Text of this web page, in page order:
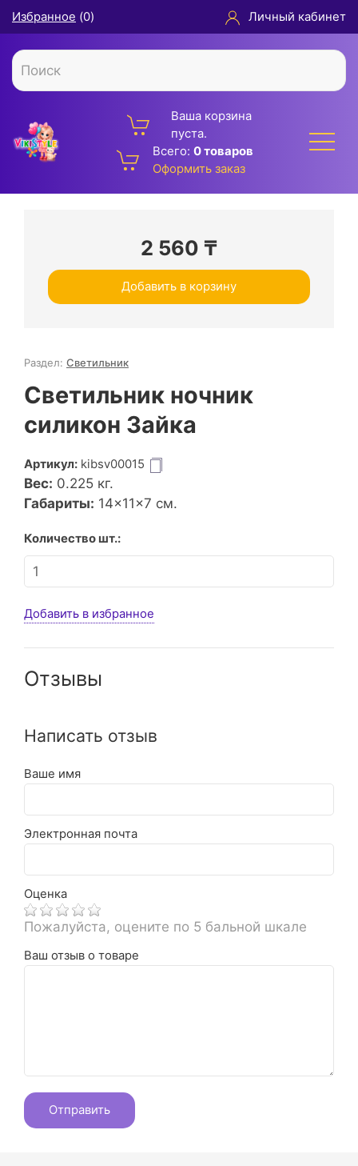
Избранное (0) Личный кабинет
Ваша корзина
пуста.
Всего: 0 товаров
Оформить заказ
2 560 ₸
Добавить в корзину
Раздел: Светильник
Светильник ночник
силикон Зайка
Артикул: kibsv00015
Вес: 0.225 кг.
Габариты: 14×11×7 см.
Количество шт.:
Добавить в избранное
Отзывы
Написать отзыв
Ваше имя
Электронная почта
Оценка
Пожалуйста, оцените по 5 бальной шкале
Ваш отзыв о товаре